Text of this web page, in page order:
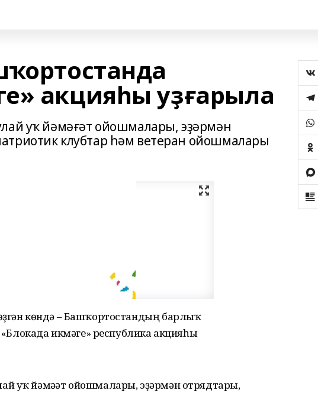
акцияһы уҙғарыла
уҡ йәмәғәт ойошмалары, эҙәрмән
клубтар һәм ветеран ойошмалары
көндә – Башҡортостандың барлыҡ
икмәге» республика акцияһы
уҡ йәмәғәт ойошмалары, эҙәрмән отрядтары,